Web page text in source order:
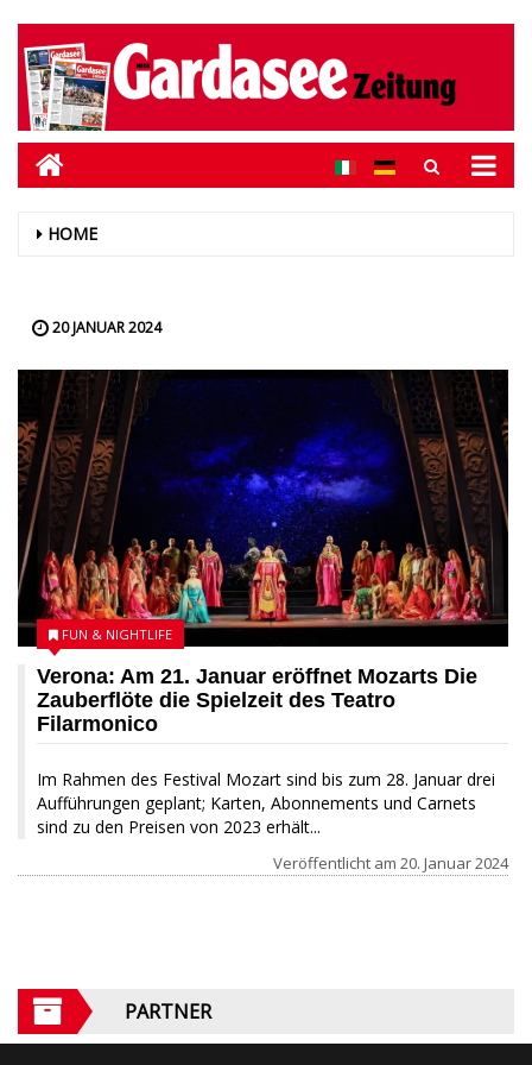
HOME
20 JANUAR 2024
Verona: Am 21. Januar eröffnet Mozarts Die
Zauberflöte die Spielzeit des Teatro
Filarmonico
Im Rahmen des Festival Mozart sind bis zum 28. Januar drei
Aufführungen geplant; Karten, Abonnements und Carnets
sind zu den Preisen von 2023 erhält...
FUN & NIGHTLIFE
Veröffentlicht am 20. Januar 2024
PARTNER